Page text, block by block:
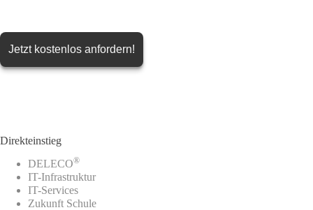
Direkteinstieg
DELECO®
IT-Infrastruktur
IT-Services
Zukunft Schule